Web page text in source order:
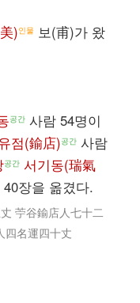
)인물 보(甫)가 왔
공간 사람 54명이
점(鍮店)공간 사람
공간 서기동(瑞氣
장을 옮겼다.
苧谷鍮店人七十二
四名運四十丈